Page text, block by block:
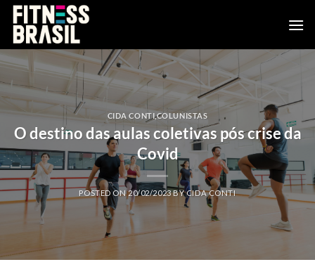
Skip
content
CIDA CONTI,COLUNISTAS
O destino das aulas coletivas pós crise da
Covid
POSTED ON20/02/2023BYCIDA CONTI